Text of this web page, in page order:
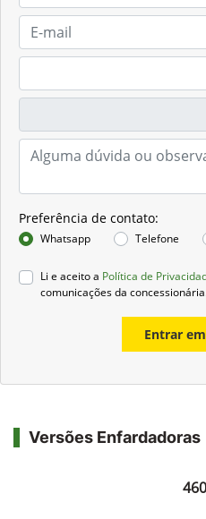
Preferência de contato:
Whatsapp Telefone
Li e aceito a Política de
comunicações da
Entrar
Versões Enfardadoras